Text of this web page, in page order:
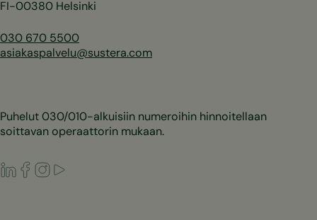
FI-00380 Helsinki
030 670 5500
asiakaspalvelu@sustera.com
Puhelut 030/010-alkuisiin numeroihin hinnoitellaan
soittavan operaattorin mukaan.
LinkedIn
Facebook
Instagram